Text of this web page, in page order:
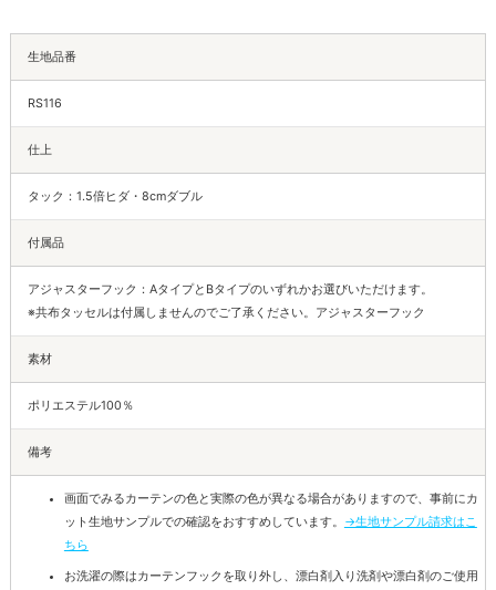
生地品番
RS116
仕上
タック：1.5倍ヒダ・8cmダブル
付属品
アジャスターフック：AタイプとBタイプのいずれかお選びいただけます。
※共布タッセルは付属しませんのでご了承ください。アジャスターフック
素材
ポリエステル100％
備考
画面でみるカーテンの色と実際の色が異なる場合がありますので、事前にカ
ット生地サンプルでの確認をおすすめしています。 →生地サンプル請求はこ
ちら
お洗濯の際はカーテンフックを取り外し、漂白剤入り洗剤や漂白剤のご使用